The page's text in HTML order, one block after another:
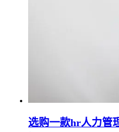
选购一款hr人力管